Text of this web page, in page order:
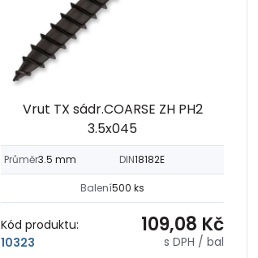
Vrut TX sádr.COARSE ZH PH2
3.5x045
Průměr3.5 mm DIN18182E
Balení500 ks
Kód produktu:
10323
109,08 Kč
s DPH / bal